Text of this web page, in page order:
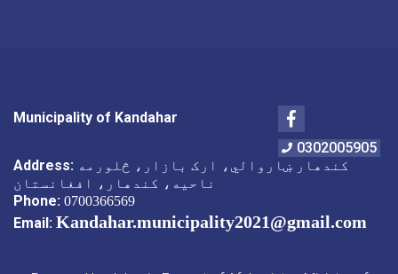
Municipality of Kandahar
Facebook
0302005905
Address: کندهار ښاروالي، ارک بازار، څلورمه
ناحیه، کندهار، افغانستان
Phone: 0700366569
Email: Kandahar.municipality2021@gmail.com